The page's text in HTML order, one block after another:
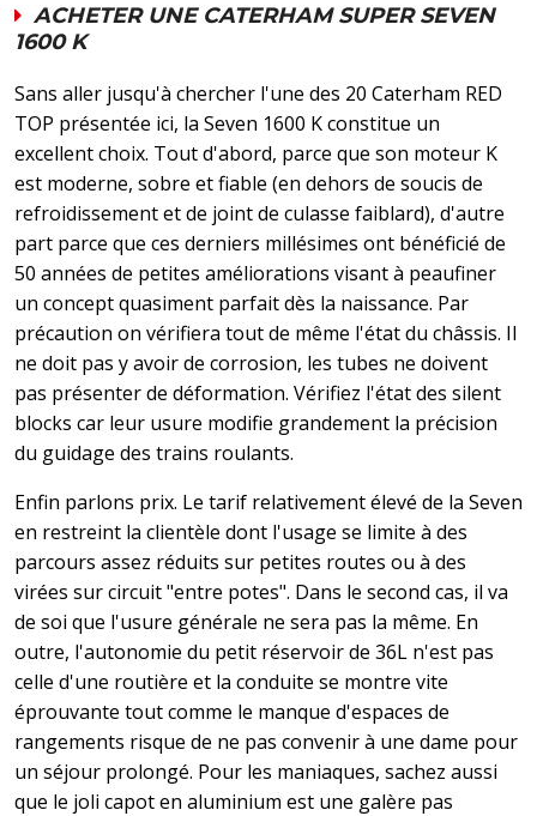
ACHETER UNE CATERHAM SUPER SEVEN
1600 K
Sans aller jusqu'à chercher l'une des 20 Caterham RED
TOP présentée ici, la Seven 1600 K constitue un
excellent choix. Tout d'abord, parce que son moteur K
est moderne, sobre et fiable (en dehors de soucis de
refroidissement et de joint de culasse faiblard), d'autre
part parce que ces derniers millésimes ont bénéficié de
50 années de petites améliorations visant à peaufiner
un concept quasiment parfait dès la naissance. Par
précaution on vérifiera tout de même l'état du châssis. Il
ne doit pas y avoir de corrosion, les tubes ne doivent
pas présenter de déformation. Vérifiez l'état des silent
blocks car leur usure modifie grandement la précision
du guidage des trains roulants.
Enfin parlons prix. Le tarif relativement élevé de la Seven
en restreint la clientèle dont l'usage se limite à des
parcours assez réduits sur petites routes ou à des
virées sur circuit "entre potes". Dans le second cas, il va
de soi que l'usure générale ne sera pas la même. En
outre, l'autonomie du petit réservoir de 36L n'est pas
celle d'une routière et la conduite se montre vite
éprouvante tout comme le manque d'espaces de
rangements risque de ne pas convenir à une dame pour
un séjour prolongé. Pour les maniaques, sachez aussi
que le joli capot en aluminium est une galère pas